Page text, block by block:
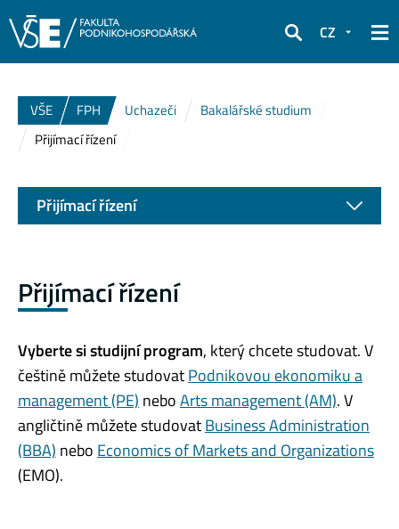
Hledat
CZ
VŠE FPH Uchazeči
Bakalářské studium
Přijímací řízení
Přijímací řízení
Vyberte si studijní program, který chcete studovat. V
češtině můžete studovatPodnikovou ekonomiku a
management (PE) neboArts management (AM). V
angličtině můžete studovatBusiness Administration
(BBA) nebo Economics of Markets and Organizations
(EMO).
Přijímací řízení